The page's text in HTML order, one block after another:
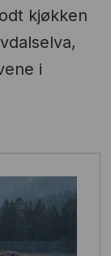
kjøkken
i